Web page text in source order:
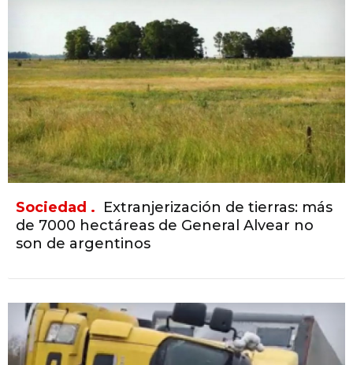
Sociedad . Extranjerización de tierras: más
de 7000 hectáreas de General Alvear no
son de argentinos